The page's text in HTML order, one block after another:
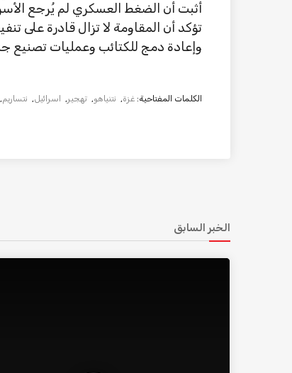
تؤكد أن المقاومة لا تزال قادرة على
وإعادة دمج للكتائب وعمليات تصنيع
الكلمات المفتاحية: غزة, نتنياهو, تهجير, اسرائيل, نتساريم,
الخبر السابق